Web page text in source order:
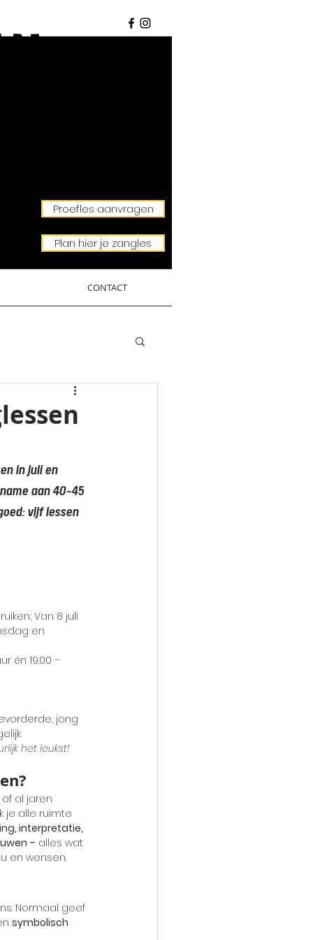
Plan hier je zangles
Proefles aanvragen
CONTACT
in juli en
aan 40-45
vijf lessen
Van 8 juli
en
én 19.00 –
jong
het leukst!
al jaren
je alle ruimte
interpretatie,
– alles wat
en wensen.
Normaal geef
symbolisch